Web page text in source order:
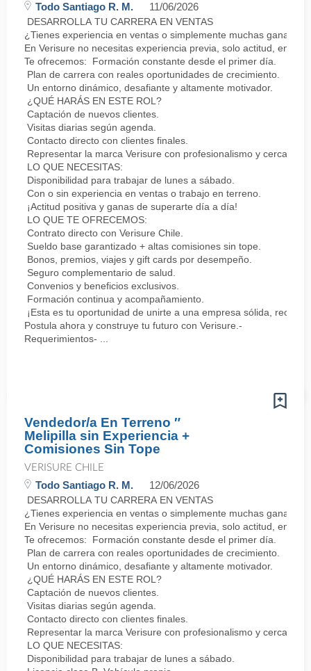
Todo Santiago R. M. 11/06/2026
DESARROLLA TU CARRERA EN VENTAS
¿Tienes experiencia en ventas o simplemente muchas ganas
En Verisure no necesitas experiencia previa, solo actitud,
Te ofrecemos: Formación constante desde el primer día.
Plan de carrera con reales oportunidades de crecimiento.
Un entorno dinámico, desafiante y altamente motivador.
¿QUÉ HARÁS EN ESTE ROL?
Captación de nuevos clientes.
Visitas diarias según agenda.
Contacto directo con clientes finales.
Representar la marca Verisure con profesionalismo y cercanía.
LO QUE NECESITAS:
Disponibilidad para trabajar de lunes a sábado.
Con o sin experiencia en ventas o trabajo en terreno.
¡Actitud positiva y ganas de superarte día a día!
LO QUE TE OFRECEMOS:
Contrato directo con Verisure Chile.
Sueldo base garantizado + altas comisiones sin tope.
Bonos, premios, viajes y gift cards por desempeño.
Seguro complementario de salud.
Convenios y beneficios exclusivos.
Formación continua y acompañamiento.
¡Esta es tu oportunidad de unirte a una empresa sólida,
Postula ahora y construye tu futuro con Verisure.-
Requerimientos- ...
Vendedor/a En Terreno ″
Melipilla sin Experiencia +
Comisiones Sin Tope
VERISURE CHILE
Todo Santiago R. M. 12/06/2026
DESARROLLA TU CARRERA EN VENTAS
¿Tienes experiencia en ventas o simplemente muchas ganas
En Verisure no necesitas experiencia previa, solo actitud,
Te ofrecemos: Formación constante desde el primer día.
Plan de carrera con reales oportunidades de crecimiento.
Un entorno dinámico, desafiante y altamente motivador.
¿QUÉ HARÁS EN ESTE ROL?
Captación de nuevos clientes.
Visitas diarias según agenda.
Contacto directo con clientes finales.
Representar la marca Verisure con profesionalismo y cercanía.
LO QUE NECESITAS:
Disponibilidad para trabajar de lunes a sábado.